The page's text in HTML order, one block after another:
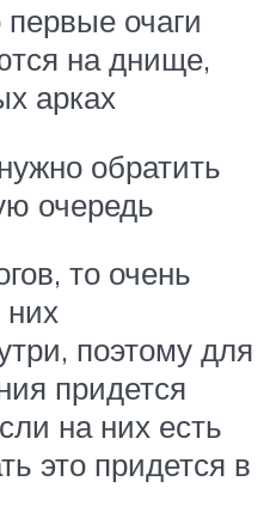
очаги
на днище,
арках
обратить
очередь
то очень
них
поэтому для
придется
на них есть
это придется в